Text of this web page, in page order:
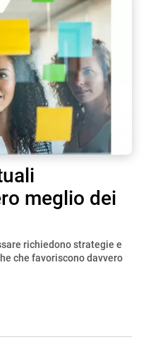
meglio dei
richiedono strategie e
che favoriscono davvero